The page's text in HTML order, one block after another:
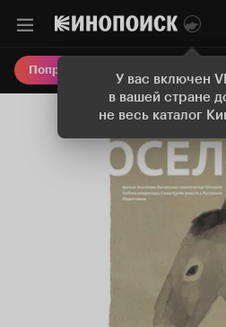
У вас включен
в вашей стране
не весь каталог
Попробовать Плюс